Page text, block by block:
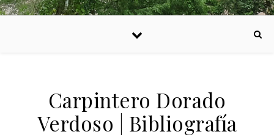
Carpintero Dorado
Verdoso | Bibliografía